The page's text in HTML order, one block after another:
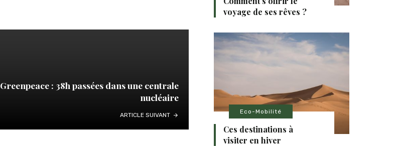
Greenpeace : 38h passées dans une centrale
nucléaire
ARTICLE SUIVANT
voyage de ses rêves ?
Eco-Mobilité
Ces destinations à
visiter en hiver